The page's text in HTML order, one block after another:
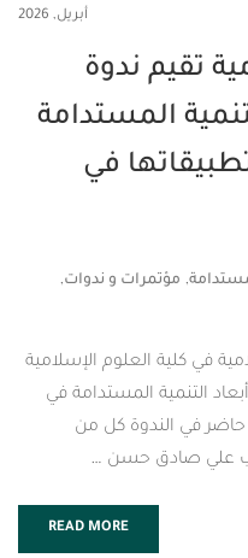
في
و ندوات,
الإسلامية
في
كل من
…